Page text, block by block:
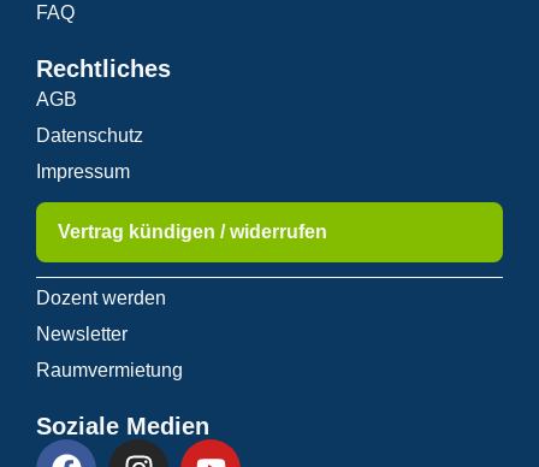
FAQ
Rechtliches
AGB
Datenschutz
Impressum
Vertrag kündigen / widerrufen
Dozent werden
Newsletter
Raumvermietung
Soziale Medien